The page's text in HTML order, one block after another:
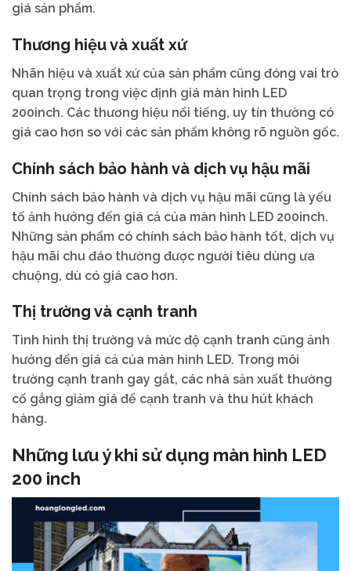
giá sản phẩm.
Thương hiệu và xuất xứ
Nhãn hiệu và xuất xứ của sản phẩm cũng đóng vai trò
quan trọng trong việc định giá màn hình LED
200inch. Các thương hiệu nổi tiếng, uy tín thường có
giá cao hơn so với các sản phẩm không rõ nguồn gốc.
Chính sách bảo hành và dịch vụ hậu mãi
Chính sách bảo hành và dịch vụ hậu mãi cũng là yếu
tố ảnh hưởng đến giá cả của màn hình LED 200inch.
Những sản phẩm có chính sách bảo hành tốt, dịch vụ
hậu mãi chu đáo thường được người tiêu dùng ưa
chuộng, dù có giá cao hơn.
Thị trường và cạnh tranh
Tình hình thị trường và mức độ cạnh tranh cũng ảnh
hưởng đến giá cả của màn hình LED. Trong môi
trường cạnh tranh gay gắt, các nhà sản xuất thường
cố gắng giảm giá để cạnh tranh và thu hút khách
hàng.
Những lưu ý khi sử dụng màn hình LED
200 inch